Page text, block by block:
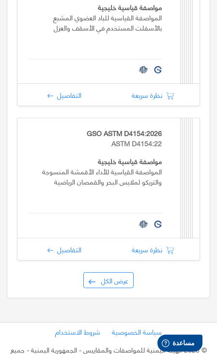
مواصفة قياسية خليجية
المواصفة القياسية للباد العضوي المشبع
بالأسفلت المستخدم في الأسقف والعزل
نظرة سريعة التفاصيل
GSO ASTM D4154:2026
ASTM D4154:22
مواصفة قياسية خليجية
المواصفة القياسية للأداء الأقمشة المنسوجة
والتريكو لملابس البحر والقمصان الرياضية
نظرة سريعة التفاصيل
عرض الكل
سياسة الخصوصية
شروط الاستخدام
©2026 الهيئة اليمنية للمواصفات والمقاييس - الجمهورية اليمنية
- جميع